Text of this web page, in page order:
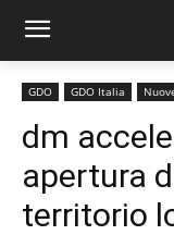
GDO GDO Italia
dm
apertura
territorio